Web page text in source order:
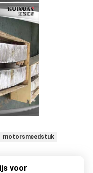
motorsmeedstuk
voor